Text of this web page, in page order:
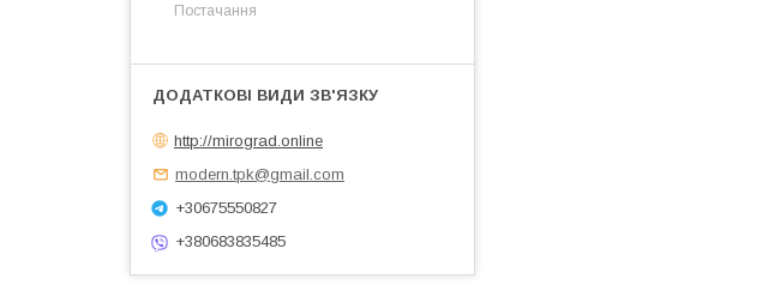
Постачання
http://mirograd.online
modern.tpk@gmail.com
+30675550827
+380683835485